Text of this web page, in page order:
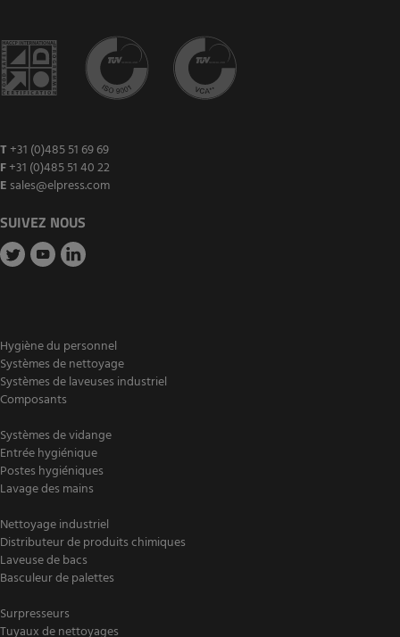
T +31 (0)485 51 69 69
F+31 (0)485 51 40 22
E sales@elpress.com
SUIVEZ NOUS
Hygiène du personnel
Systèmes de nettoyage
Systèmes de laveuses industriel
Composants
Systèmes de vidange
Entrée hygiénique
Postes hygiéniques
Lavage des mains
Nettoyage industriel
Distributeur de produits chimiques
Laveuse de bacs
Basculeur de palettes
Surpresseurs
Tuyaux de nettoyages